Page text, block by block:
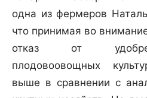
одна из фермеров
что принимая во
отказ от
плодовоовощных
выше в сравнении с